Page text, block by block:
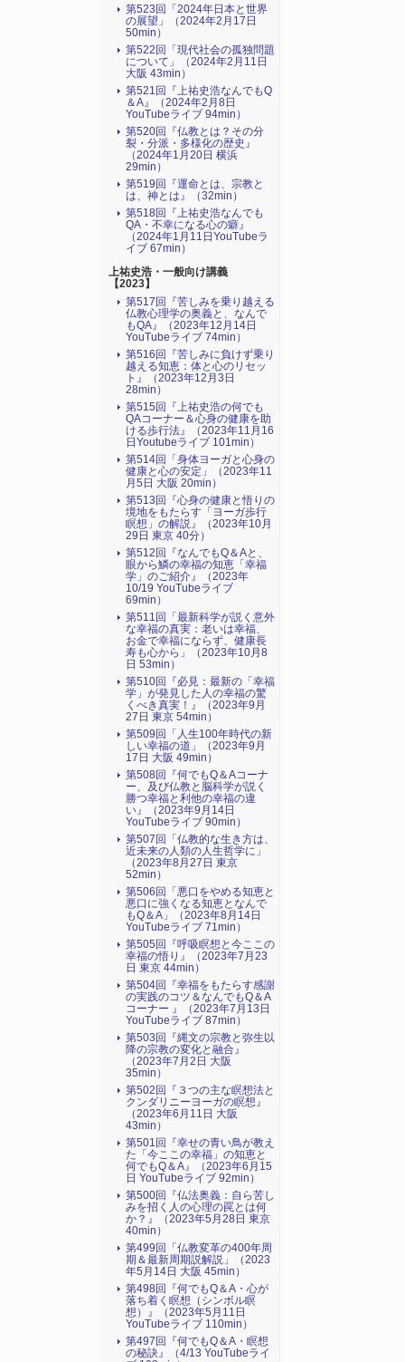
第523回「2024年日本と世界
の展望」（2024年2月17日
50min）
第522回「現代社会の孤独問題
について」（2024年2月11日
大阪 43min）
第521回『上祐史浩なんでもQ
＆A』（2024年2月8日
YouTubeライブ 94min）
第520回『仏教とは？その分
裂・分派・多様化の歴史』
（2024年1月20日 横浜
29min）
第519回『運命とは、宗教と
は、神とは』（32min）
第518回『上祐史浩なんでも
QA・不幸になる心の癖』
（2024年1月11日YouTubeラ
イブ 67min）
上祐史浩・一般向け講義
【2023】
第517回『苦しみを乗り越える
仏教心理学の奥義と、なんで
もQA』（2023年12月14日
YouTubeライブ 74min）
第516回『苦しみに負けず乗り
越える知恵：体と心のリセッ
ト』（2023年12月3日
28min）
第515回『上祐史浩の何でも
QAコーナー＆心身の健康を助
ける歩行法』（2023年11月16
日Youtubeライブ 101min）
第514回「身体ヨーガと心身の
健康と心の安定」（2023年11
月5日 大阪 20min）
第513回『心身の健康と悟りの
境地をもたらす「ヨーガ歩行
瞑想」の解説』（2023年10月
29日 東京 40分）
第512回『なんでもQ＆Aと、
眼から鱗の幸福の知恵「幸福
学」のご紹介』（2023年
10/19 YouTubeライブ
69min）
第511回「最新科学が説く意外
な幸福の真実：老いは幸福、
お金で幸福にならず、健康長
寿も心から」（2023年10月8
日 53min）
第510回『必見：最新の「幸福
学」が発見した人の幸福の驚
くべき真実！』（2023年9月
27日 東京 54min）
第509回「人生100年時代の新
しい幸福の道」（2023年9月
17日 大阪 49min）
第508回『何でもQ＆Aコーナ
ー、及び仏教と脳科学が説く
勝つ幸福と利他の幸福の違
い』（2023年9月14日
YouTubeライブ 90min）
第507回「仏教的な生き方は、
近未来の人類の人生哲学に」
（2023年8月27日 東京
52min）
第506回「悪口をやめる知恵と
悪口に強くなる知恵となんで
もQ＆A」（2023年8月14日
YouTubeライブ 71min）
第505回『呼吸瞑想と今ここの
幸福の悟り』（2023年7月23
日 東京 44min）
第504回『幸福をもたらす感謝
の実践のコツ＆なんでもQ＆A
コーナー 』（2023年7月13日
YouTubeライブ 87min）
第503回『縄文の宗教と弥生以
降の宗教の変化と融合』
（2023年7月2日 大阪
35min）
第502回『３つの主な瞑想法と
クンダリニーヨーガの瞑想』
（2023年6月11日 大阪
43min）
第501回『幸せの青い鳥が教え
た「今ここの幸福」の知恵と
何でもQ＆A』（2023年6月15
日 YouTubeライブ 92min）
第500回『仏法奥義：自ら苦し
みを招く人の心理の罠とは何
か？』（2023年5月28日 東京
40min）
第499回「仏教変革の400年周
期＆最新周期説解説」（2023
年5月14日 大阪 45min）
第498回『何でもQ＆A・心が
落ち着く瞑想（シンボル瞑
想）』（2023年5月11日
YouTubeライブ 110min）
第497回『何でもQ＆A・瞑想
の秘訣』（4/13 YouTubeライ